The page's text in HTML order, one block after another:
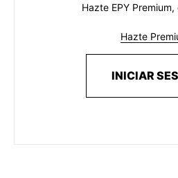
Hazte EPY
Hazte
INICIAR